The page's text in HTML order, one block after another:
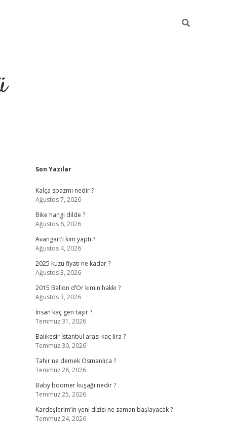
Sidebar
Son Yazılar
Kalça spazmı nedir ?
Ağustos 7, 2026
Bike hangi dilde ?
Ağustos 6, 2026
Avangart’ı kim yaptı ?
Ağustos 4, 2026
2025 kuzu fiyatı ne kadar ?
Ağustos 3, 2026
2015 Ballon d’Or kimin hakkı ?
Ağustos 3, 2026
İnsan kaç gen taşır ?
Temmuz 31, 2026
Balıkesir İstanbul arası kaç lira ?
Temmuz 30, 2026
Tahir ne demek Osmanlıca ?
Temmuz 28, 2026
Baby boomer kuşağı nedir ?
Temmuz 25, 2026
Kardeşlerim’in yeni dizisi ne zaman başlayacak ?
Temmuz 24, 2026